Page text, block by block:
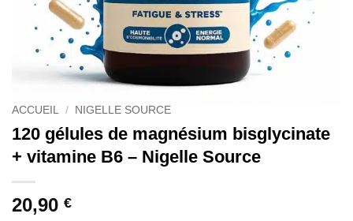
ACCUEIL / NIGELLE SOURCE
120 gélules de magnésium bisglycinate
+ vitamine B6 – Nigelle Source
20,90 €